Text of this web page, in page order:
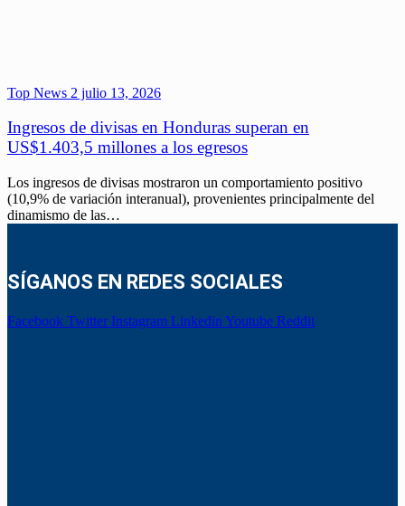
Top News 2 julio 13, 2026
Ingresos de divisas en Honduras superan en
US$1.403,5 millones a los egresos
Los ingresos de divisas mostraron un comportamiento positivo
(10,9% de variación interanual), provenientes principalmente del
dinamismo de las…
SÍGANOS EN REDES SOCIALES
Facebook Twitter Instagram Linkedin Youtube Reddit